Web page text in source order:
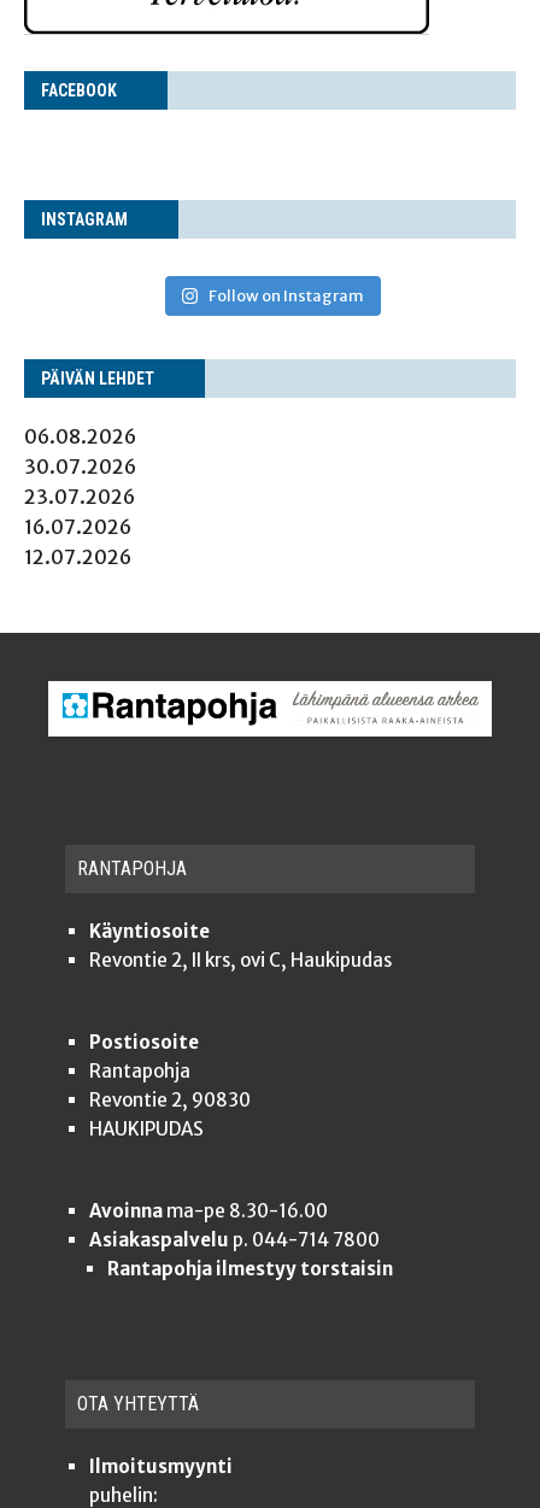
FACE­BOOK
INS­TA­GRAM
Follow on Instagram
PÄI­VÄN LEHDET
06.08.2026
30.07.2026
23.07.2026
16.07.2026
12.07.2026
RAN­TA­POH­JA
Käyntiosoite
Revontie 2, II krs, ovi C, Haukipudas
Postiosoite
Rantapohja
Revontie 2, 90830
HAUKIPUDAS
Avoinnama-pe 8.30-16.00
Asiakaspalvelu p. 044-714 7800
Rantapohja ilmestyy torstaisin
OTA YHTEYT­TÄ
Ilmoitusmyynti
puhelin: